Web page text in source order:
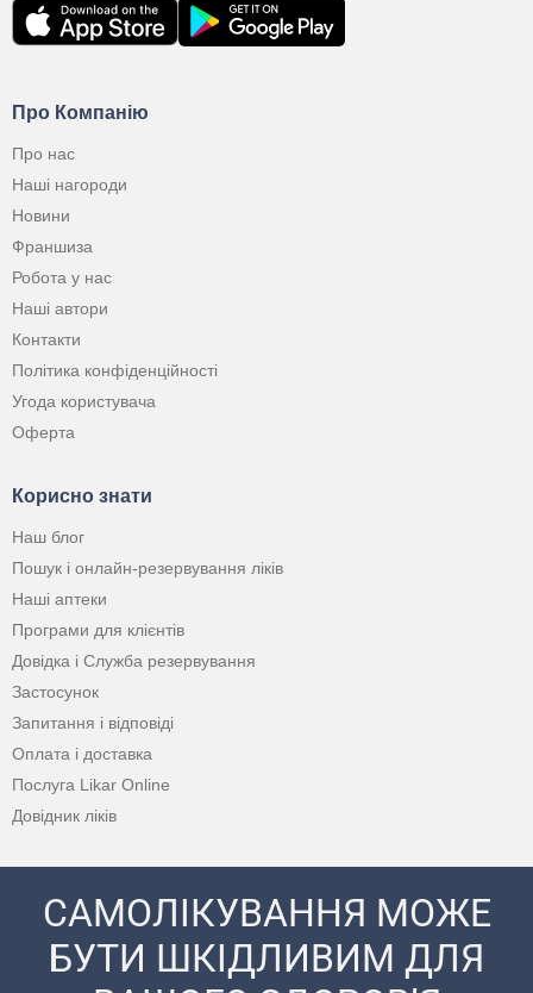
Про Компанію
Про нас
Наші нагороди
Новини
Франшиза
Робота у нас
Наші автори
Контакти
Політика конфіденційності
Угода користувача
Оферта
Корисно знати
Наш блог
Пошук і онлайн-резервування ліків
Наші аптеки
Програми для клієнтів
Довідка і Служба резервування
Застосунок
Запитання і відповіді
Оплата і доставка
Послуга Likar Online
Довідник ліків
САМОЛІКУВАННЯ МОЖЕ
БУТИ ШКІДЛИВИМ ДЛЯ